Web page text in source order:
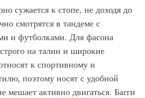
сужается к стопе, не доходя до
смотрятся в тандеме с
и футболками. Для фасона
на талии и широкие
к спортивному и
поэтому носят с удобной
мешает активно двигаться. Багги